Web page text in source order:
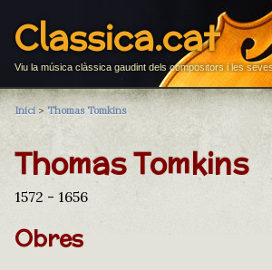
Classica.cat
Viu la música clàssica gaudint dels compositors i les
Inici > Thomas Tomkins
Thomas Tomkins
1572 - 1656
Obres